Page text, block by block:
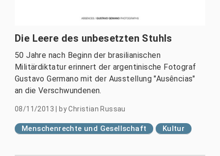
Die Leere des unbesetzten Stuhls
50 Jahre nach Beginn der brasilianischen
Militärdiktatur erinnert der argentinische Fotograf
Gustavo Germano mit der Ausstellung "Ausências"
an die Verschwundenen.
08/11/2013 byChristian Russau
Menschenrechte und Gesellschaft Kultur